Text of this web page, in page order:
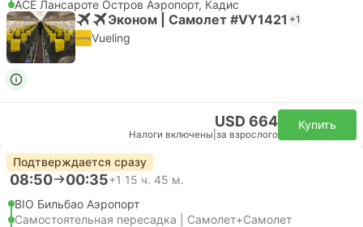
ACE Лансароте Остров Аэропорт, Кадис
Эконом | Самолет #VY1421 +1
Vueling
USD 664
Налоги включены за взрослого
Купить
Подтверждается сразу
08:50 00:35+1 15 ч. 45 м.
BIO Бильбао Аэропорт
Самостоятельная пересадка | Самолет+Самолет